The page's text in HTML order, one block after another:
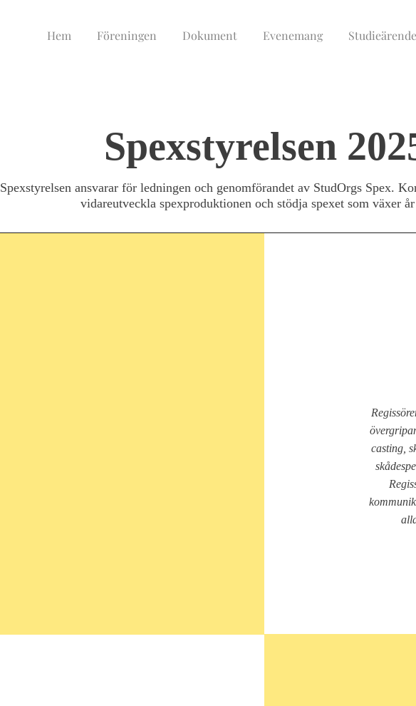
Hem Föreningen Dokument Evenemang
Spexstyrelsen
Spexstyrelsen ansvarar för ledningen och genomförandet av StudOrgs Spex.
vidareutveckla spexproduktionen och stödja spexet som växer
casting,